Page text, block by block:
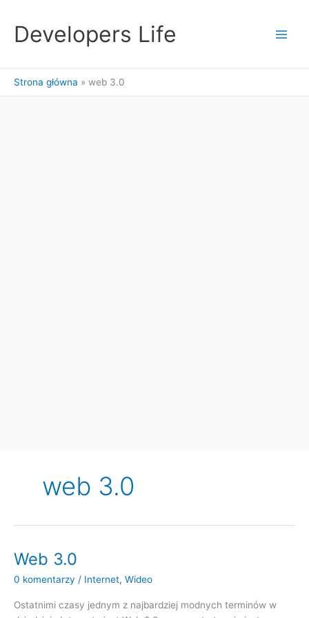
treściDevelopers Life
Strona główna web 3.0
web 3.0
Web 3.0
0 komentarzy / Internet, Wideo
Ostatnimi czasy jednym z najbardziej modnych terminów w